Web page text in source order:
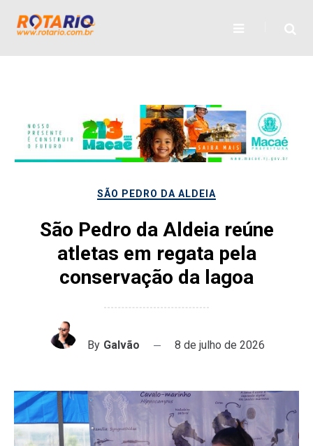
SÃO PEDRO DA ALDEIA
São Pedro da Aldeia reúne
atletas em regata pela
conservação da lagoa
By Galvão 8 de julho de 2026